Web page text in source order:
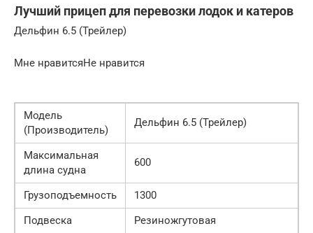
Лучший прицеп для перевозки лодок и катеров
Дельфин 6.5 (Трейлер)
Мне нравитсяНе нравится
Модель
(Производитель)
Дельфин 6.5 (Трейлер)
Максимальная
длина судна
600
Грузоподъемность
1300
Подвеска
Резиножгутовая